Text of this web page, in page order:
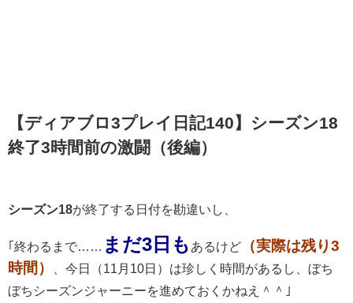
【ディアブロ3プレイ日記140】シーズン18
終了3時間前の激闘（後編）
シーズン18が終了する日付を勘違いし、
｢終わるまで…… まだ3日も あるけど （実際は残り3
時間）
、今日（11月10日）は珍しく時間があるし、ぼち
ぼちシーズンジャーニーを進めておくかねえ＾＾｣